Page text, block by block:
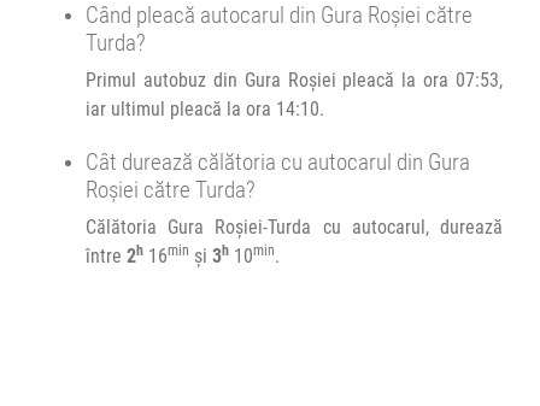
Când pleacă autocarul din Gura Roșiei către
Turda?
Primul autobuz din Gura Roșiei pleacă la ora 07:53,
iar ultimul pleacă la ora 14:10.
Cât durează călătoria cu autocarul din Gura
Roșiei către Turda?
Călătoria Gura Roșiei-Turda cu autocarul, durează
între 2h 16min și 3h 10min.